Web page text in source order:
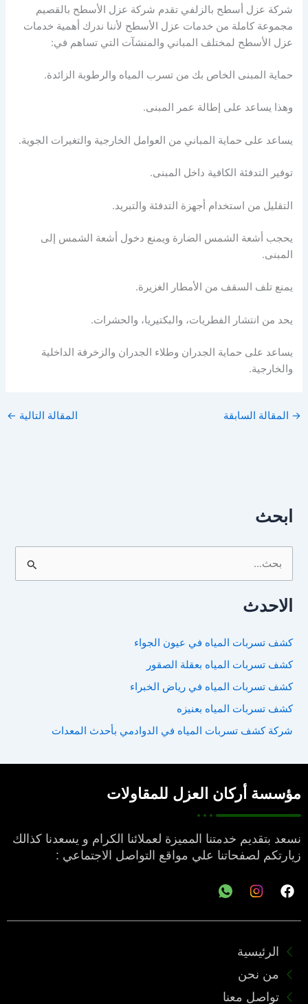
شركة عزل أسطح بالزلفي تقدم شركة عزل الأسطح بالقصيم
مجموعة كاملة من خدمات عزل الأسطح لأننا ندرك أهمية خدمات
عزل الأسطح لمختلف المباني والمنشآت التي تساهم في:
حماية المبنى الخاص بك من تسرب المياه والرطوبة الزائدة.
وهذا يساعد على إطالة عمر المبنى.
يساعد على حماية المباني من العوامل الخارجية والتغيرات الجوية.
توفير التدفئة الكافية داخل المبنى.
التقليل من استخدام أجهزة التدفئة والتبريد.
يحجب أشعة الشمس الضارة ويمنع دخول أشعة الشمس إلى
المبنى.
يمنع تلف السقف من الأمطار الغزيرة.
يحد من انتشار الفطريات، والبكتيريا، والحشرات.
يساعد على حماية الجدران وطلاء الجدران والزخرفة الداخلية
والخارجية.
→ المقالة السابقة المقالة التالية ←
ابحث
ث
ع
ن
:
الاحدث
كشف تسربات المياه في عيون الجواء
كشف تسربات المياه بعقلة الصقور
كشف تسربات المياه في رياض الخبراء
كشف تسربات المياه بعنيزه
شركة كشف تسربات المياه في الدوادمي بأحدث المعدات
مؤسسة أركان العزل للمقاولات
نسعد بتقديم خدمتنا المميزة لعملائنا الكرام و يسعدنا كذالك
زيارتكم لصفحاتنا علي مواقع التواصل الاجتماعي :
F
a
e
o
k
الرئيسية
من نحن
تواصل معنا